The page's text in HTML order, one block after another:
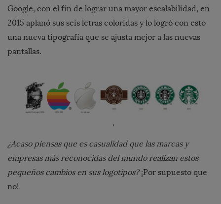
Google, con el fin de lograr una mayor escalabilidad, en
2015 aplanó sus seis letras coloridas y lo logró con esto
una nueva tipografía que se ajusta mejor a las nuevas
pantallas.
¿Acaso piensas que es casualidad que las marcas y
empresas más reconocidas del mundo realizan estos
pequeños cambios en sus logotipos?¡Por supuesto que
no!